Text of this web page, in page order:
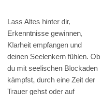
Lass Altes hinter dir,
Erkenntnisse gewinnen,
Klarheit empfangen und
deinen Seelenkern fühlen. Ob
du mit seelischen Blockaden
kämpfst, durch eine Zeit der
Trauer gehst oder auf